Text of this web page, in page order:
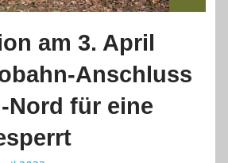
am 3. April
Anschluss
Nord für eine